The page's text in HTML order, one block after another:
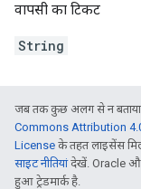
वापसी का टिकट
String
जब तक कुछ अलग से न बताया
Commons Attribution
License के तहत लाइसेंस
साइट नीतियांदेखें. Oracle
हुआ ट्रेडमार्क है.